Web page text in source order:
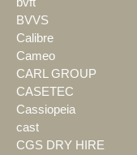
BVVS
Calibre
Cameo
CARL GROUP
CASETEC
Cassiopeia
cast
CGS DRY HIRE